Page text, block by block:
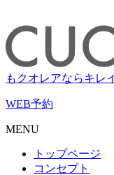
もクオレアならキレ
WEB予約
MENU
トップページ
コンセプト